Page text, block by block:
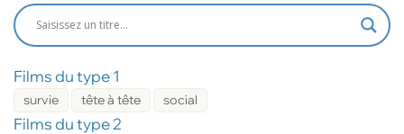
Films du type 1
survie tête à tête social
Films du type 2